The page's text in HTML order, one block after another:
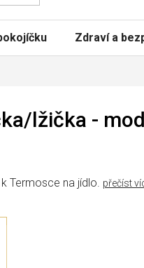
Zdraví a
lžička -
k Termosce na jídlo. přečíst